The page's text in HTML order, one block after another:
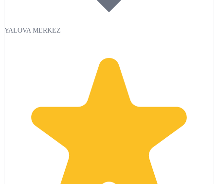
YALOVA MERKEZ